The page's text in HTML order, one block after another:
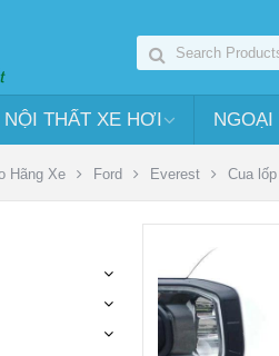
NỘI THẤT XE HƠI
Hãng Xe Ford Everest Cua